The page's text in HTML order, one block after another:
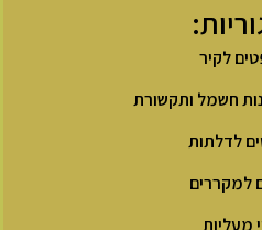
לקיר
חשמל ותקשורת
לדלתות
למקררים
מעליות